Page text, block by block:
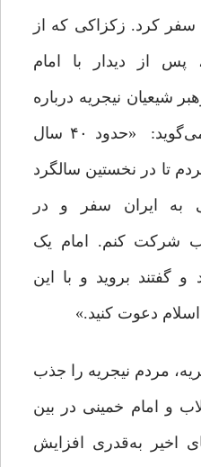
سفر کرد. زکزاکی که از
پس از دیدار‌ با‌ امام
شیعیان‌ نیجریه درباره
دیدارش با‌ امام راحل می‌گوید: «حدود ۴۰ سال
تا در نخستین سالگرد
به ایران سفر و در
شرکت‌ کنم. امام یک
گفتند بروید و با این
دعوت کنید.»
مردم نیجریه را جذب
و امام خمینی در بین
اخیر به‌قدری افزایش